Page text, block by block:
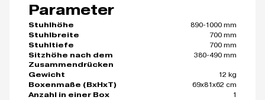
Parameter
Stuhlhöhe
890-1000 mm
Stuhlbreite
700 mm
Stuhltiefe
700 mm
Sitzhöhe nach dem
Zusammendrücken
380-490 mm
Gewicht
12 kg
Boxenmaße (BxHxT)
69x81x62 cm
Anzahl in einer Box
1